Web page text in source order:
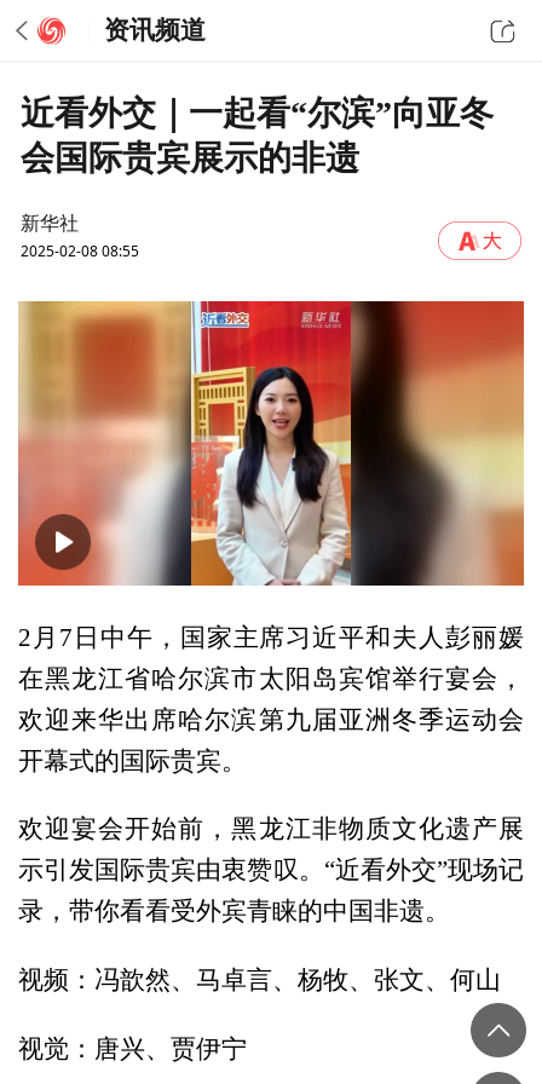
资讯频道
近看外交｜一起看“尔滨”向亚冬
会国际贵宾展示的非遗
新华社
2025-02-08 08:55
00:00
2月7日中午，国家主席习近平和夫人彭丽媛
在黑龙江省哈尔滨市太阳岛宾馆举行宴会，
欢迎来华出席哈尔滨第九届亚洲冬季运动会
开幕式的国际贵宾。
欢迎宴会开始前，黑龙江非物质文化遗产展
示引发国际贵宾由衷赞叹。“近看外交”现场记
录，带你看看受外宾青睐的中国非遗。
视频：冯歆然、马卓言、杨牧、张文、何山
视觉：唐兴、贾伊宁